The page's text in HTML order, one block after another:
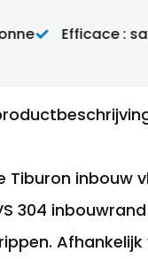
Efficace :
Tiburon inbouw
304
Afhankelijk